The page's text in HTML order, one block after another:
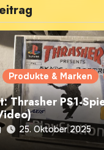
Produkte & Marken
Thrasher PS1-
25. Oktober 2025